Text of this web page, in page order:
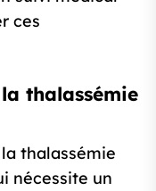
ces
thalassémie
thalassémie
nécessite un